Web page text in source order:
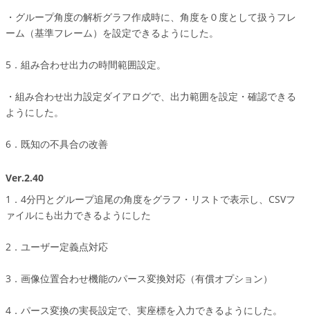
・グループ角度の解析グラフ作成時に、角度を０度として扱うフレ
ーム（基準フレーム）を設定できるようにした。
5．組み合わせ出力の時間範囲設定。
・組み合わせ出力設定ダイアログで、出力範囲を設定・確認できる
ようにした。
6．既知の不具合の改善
Ver.2.40
1．4分円とグループ追尾の角度をグラフ・リストで表示し、CSVフ
ァイルにも出力できるようにした
2．ユーザー定義点対応
3．画像位置合わせ機能のパース変換対応（有償オプション）
4．パース変換の実長設定で、実座標を入力できるようにした。